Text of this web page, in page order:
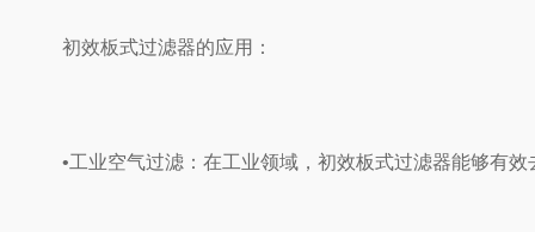
‌初效板式过滤器‌的应用：
‌•工业空气过滤‌：在工业领域，初效板式过滤器能够有效